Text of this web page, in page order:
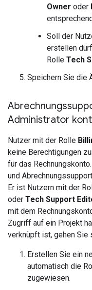
Owner oder
Soll der
erstellen
Rolle Tech
Speichern Sie die
Administrator
Nutzer mit der Rolle
keine Berechtigungen
für das
und
Er ist Nutzern mit der
oder Tech Support
mit dem
Zugriff auf ein Projekt
verknüpft ist, gehen Sie
Erstellen Sie ein
automatisch die
zugewiesen.